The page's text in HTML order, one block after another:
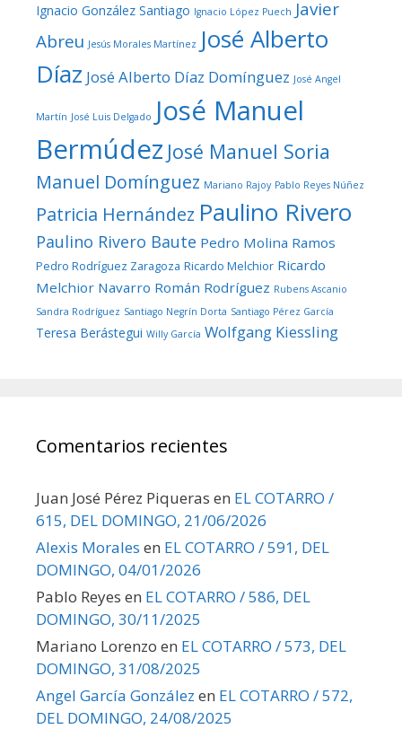
Ignacio González Santiago Ignacio López Puech Javier
Abreu Jesús Morales Martínez José Alberto
Díaz José Alberto Díaz Domínguez José Angel
Martín José Luis Delgado José Manuel
Bermúdez José Manuel Soria
Manuel Domínguez Mariano Rajoy Pablo Reyes Núñez
Patricia Hernández Paulino Rivero
Paulino Rivero Baute Pedro Molina Ramos
Pedro Rodríguez Zaragoza Ricardo Melchior Ricardo
Melchior Navarro Román Rodríguez Rubens Ascanio
Sandra Rodríguez Santiago Negrín Dorta Santiago Pérez García
Teresa Berástegui Willy García Wolfgang Kiessling
Comentarios recientes
Juan José Pérez Piqueras en EL COTARRO /
615, DEL DOMINGO, 21/06/2026
Alexis Morales en EL COTARRO / 591, DEL
DOMINGO, 04/01/2026
Pablo Reyes en EL COTARRO / 586, DEL
DOMINGO, 30/11/2025
Mariano Lorenzo en EL COTARRO / 573, DEL
DOMINGO, 31/08/2025
Angel García González en EL COTARRO / 572,
DEL DOMINGO, 24/08/2025